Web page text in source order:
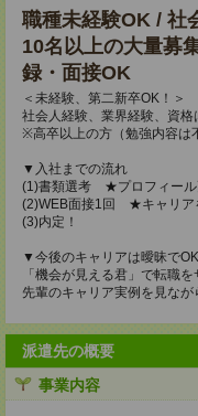
職種未経験OK / 社
10名以上の大量募
録・面接OK
＜未経験、第二新卒OK！＞
社会人経験、業界経験、資格
※高卒以上の方（勉強内容は
▼入社までの流れ
(1)書類選考 ★プロフィール
(2)WEB面接1回 ★キャリア
(3)内定！
▼今後のキャリアは曖昧でOK
「機会が見える君」で転職を
先輩のキャリア実例を見なが
派遣先の概要
事業内容